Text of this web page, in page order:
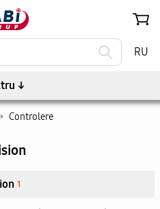
RU
Controlere
1
↓